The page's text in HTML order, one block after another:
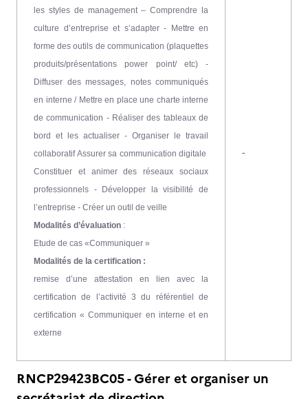
les styles de management – Comprendre la
culture d’entreprise et s’adapter - Mettre en
forme des outils de communication (plaquettes
produits/présentations power point/ etc) -
Diffuser des messages, notes communiqués
en interne / Mettre en place une charte interne
de communication - Réaliser des tableaux de
bord et les actualiser - Organiser le travail
collaboratif Assurer sa communication digitale
Constituer et animer des réseaux sociaux
professionnels - Développer la visibilité de
l’entreprise - Créer un outil de veille
Modalités d’évaluation :
Etude de cas «Communiquer »
Modalités de la certification :
remise d’une attestation en lien avec la
certification de l’activité 3 du référentiel de
certification « Communiquer en interne et en
externe
-
RNCP29423BC05 - Gérer et organiser un